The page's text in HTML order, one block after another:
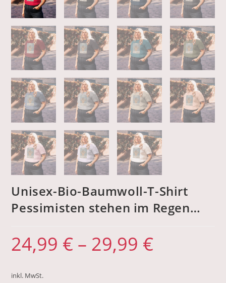
Unisex-Bio-Baumwoll-T-Shirt
Pessimisten stehen im Regen…
24,99 € – 29,99 €
inkl. MwSt.